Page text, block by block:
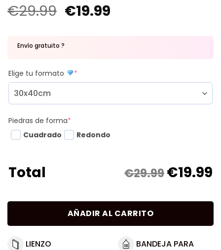
€29.99 €19.99
Envío gratuito ?
Elige tu formato *
Piedras de forma*
Cuadrado
Redondo
Total €29.99€19.99
AÑADIR AL CARRITO
LIENZO
BANDEJA PARA